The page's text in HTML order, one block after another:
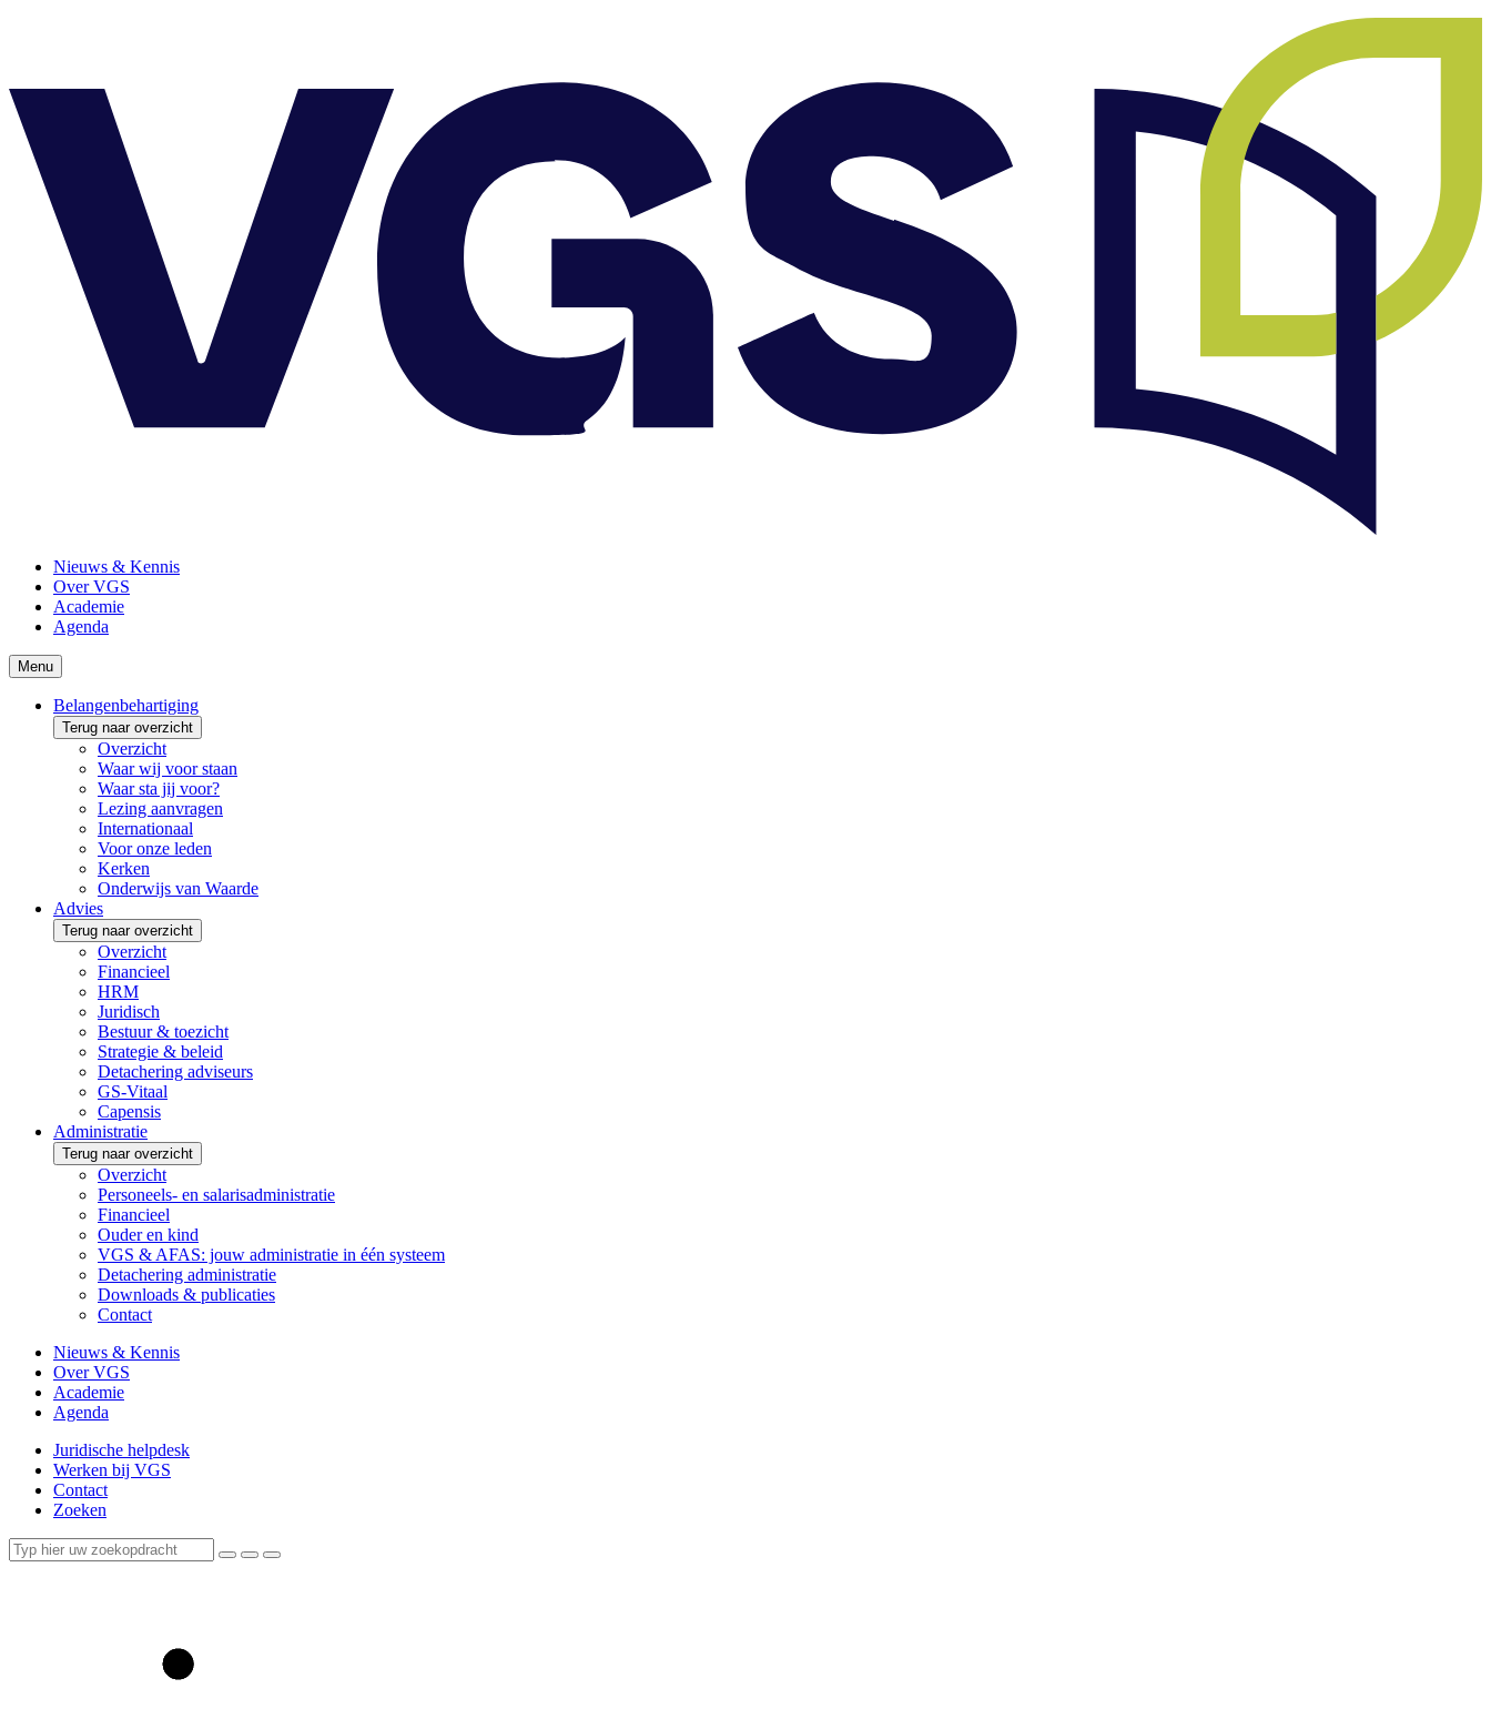
Nieuws & Kennis
Over VGS
Academie
Agenda
Menu
Belangenbehartiging
Terug naar overzicht
Overzicht
Waar wij voor staan
Waar sta jij voor?
Lezing aanvragen
Internationaal
Voor onze leden
Kerken
Onderwijs van Waarde
Advies
Terug naar overzicht
Overzicht
Financieel
HRM
Juridisch
Bestuur & toezicht
Strategie & beleid
Detachering adviseurs
GS-Vitaal
Capensis
Administratie
Terug naar overzicht
Overzicht
Personeels- en salarisadministratie
Financieel
Ouder en kind
VGS & AFAS: jouw administratie in één systeem
Detachering administratie
Downloads & publicaties
Contact
Nieuws & Kennis
Over VGS
Academie
Agenda
Juridische helpdesk
Werken bij VGS
Contact
Zoeken